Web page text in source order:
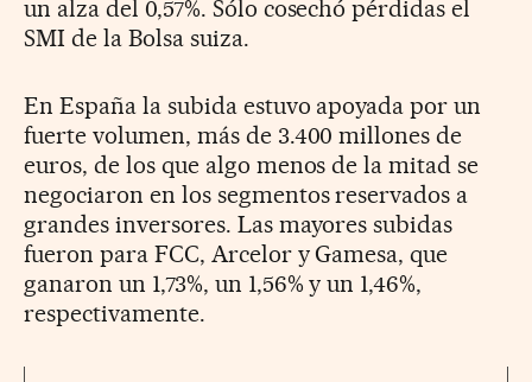
un alza del 0,57%. Sólo cosechó pérdidas el
SMI de la Bolsa suiza.
En España la subida estuvo apoyada por un
fuerte volumen, más de 3.400 millones de
euros, de los que algo menos de la mitad se
negociaron en los segmentos reservados a
grandes inversores. Las mayores subidas
fueron para FCC, Arcelor y Gamesa, que
ganaron un 1,73%, un 1,56% y un 1,46%,
respectivamente.